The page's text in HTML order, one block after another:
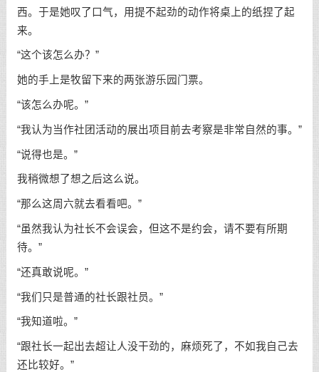
西。于是她叹了口气，用提不起劲的动作将桌上的纸捏了起
来。
“这个该怎么办？”
她的手上是牧留下来的两张游乐园门票。
“该怎么办呢。”
“我认为当作社团活动的展出项目前去考察是非常自然的事。”
“说得也是。”
我稍微想了想之后这么说。
“那么这周六就去看看吧。”
“虽然我认为社长不会误会，但这不是约会，请不要有所期
待。”
“还真敢说呢。”
“我们只是普通的社长跟社员。”
“我知道啦。”
“跟社长一起出去超让人没干劲的，麻烦死了，不如我自己去
还比较好。”